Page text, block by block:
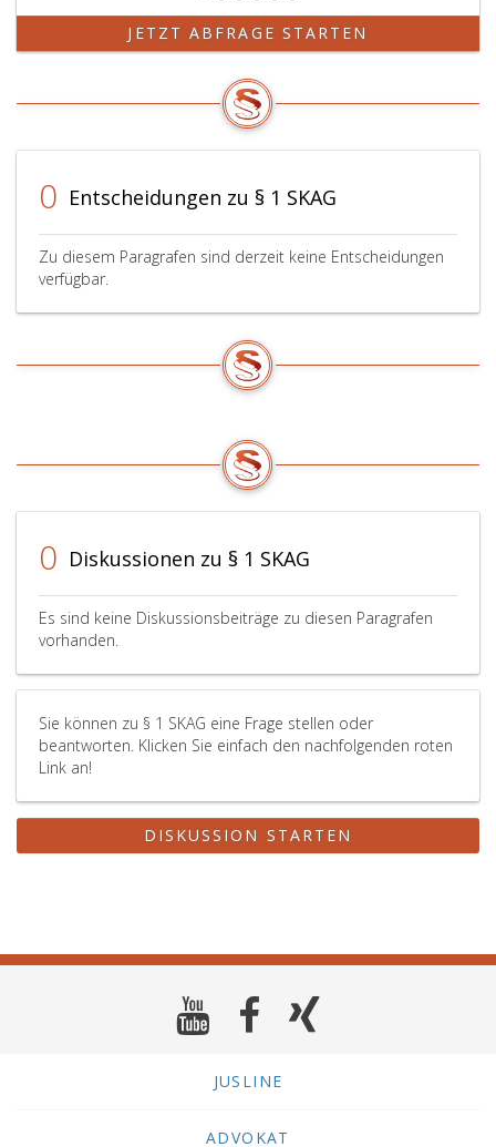
JETZT ABFRAGE STARTEN
0 Entscheidungen zu § 1 SKAG
Zu diesem Paragrafen sind derzeit keine Entscheidungen
verfügbar.
0 Diskussionen zu § 1 SKAG
Es sind keine Diskussionsbeiträge zu diesen Paragrafen
vorhanden.
Sie können zu § 1 SKAG eine Frage stellen oder
beantworten. Klicken Sie einfach den nachfolgenden roten
Link an!
DISKUSSION STARTEN
JUSLINE
ADVOKAT